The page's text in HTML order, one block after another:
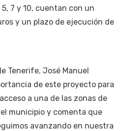
7 y 10, cuentan con un
y un plazo de ejecución de
Tenerife, José Manuel
de este proyecto para
a una de las zonas de
municipio y comenta que
avanzando en nuestra